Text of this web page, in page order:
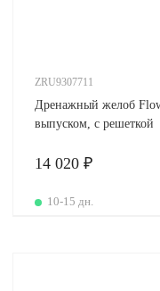
ZRU9307711
Дренажный желоб
выпуском, с решеткой
14 020 ₽
10-15 дн.